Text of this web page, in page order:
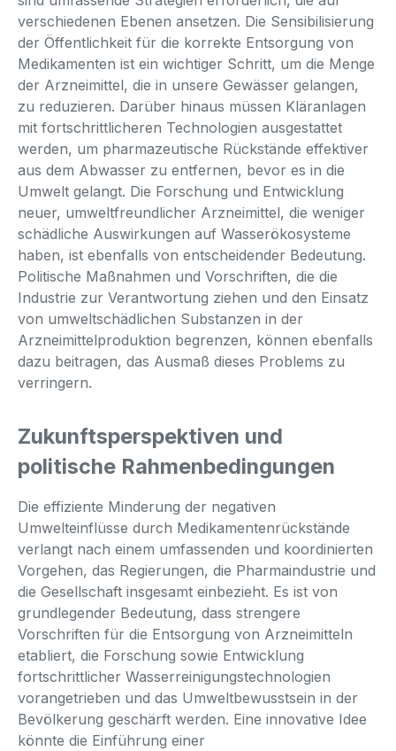
verschiedenen Ebenen ansetzen. Die Sensibilisierung
der Öffentlichkeit für die korrekte Entsorgung von
Medikamenten ist ein wichtiger Schritt, um die Menge
der Arzneimittel, die in unsere Gewässer gelangen,
zu reduzieren. Darüber hinaus müssen Kläranlagen
mit fortschrittlicheren Technologien ausgestattet
werden, um pharmazeutische Rückstände effektiver
aus dem Abwasser zu entfernen, bevor es in die
Umwelt gelangt. Die Forschung und Entwicklung
neuer, umweltfreundlicher Arzneimittel, die weniger
schädliche Auswirkungen auf Wasserökosysteme
haben, ist ebenfalls von entscheidender Bedeutung.
Politische Maßnahmen und Vorschriften, die die
Industrie zur Verantwortung ziehen und den Einsatz
von umweltschädlichen Substanzen in der
Arzneimittelproduktion begrenzen, können ebenfalls
dazu beitragen, das Ausmaß dieses Problems zu
verringern.
Zukunftsperspektiven und
politische Rahmenbedingungen
Die effiziente Minderung der negativen
Umwelteinflüsse durch Medikamentenrückstände
verlangt nach einem umfassenden und koordinierten
Vorgehen, das Regierungen, die Pharmaindustrie und
die Gesellschaft insgesamt einbezieht. Es ist von
grundlegender Bedeutung, dass strengere
Vorschriften für die Entsorgung von Arzneimitteln
etabliert, die Forschung sowie Entwicklung
fortschrittlicher Wasserreinigungstechnologien
vorangetrieben und das Umweltbewusstsein in der
Bevölkerung geschärft werden. Eine innovative Idee
könnte die Einführung einer